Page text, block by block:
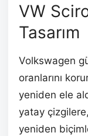
VW
Tasarım
Volkswagen
oranlarını
yeniden ele
yatay
yeniden